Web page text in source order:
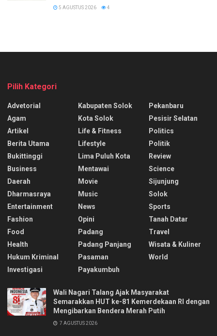
5 AGUSTUS 2026 4
Pilih Kategori
Advetorial
Agam
Artikel
Berita Utama
Bukittinggi
Business
Daerah
Dharmasraya
Entertainment
Fashion
Food
Health
Hukum Kriminal
Investigasi
Kabupaten Solok
Kota Solok
Life & Fitness
Lifestyle
Lima Puluh Kota
Mentawai
Movie
Music
News
Opini
Padang
Padang Panjang
Pasaman
Payakumbuh
Pekanbaru
Pesisir Selatan
Politics
Politik
Review
Science
Sijunjung
Solok
Sports
Tanah Datar
Travel
Wisata & Kuliner
World
Wali Nagari Talang Ajak Masyarakat
Semarakkan HUT ke-81 Kemerdekaan RI dengan
Mengibarkan Bendera Merah Putih
7 AGUSTUS 2026